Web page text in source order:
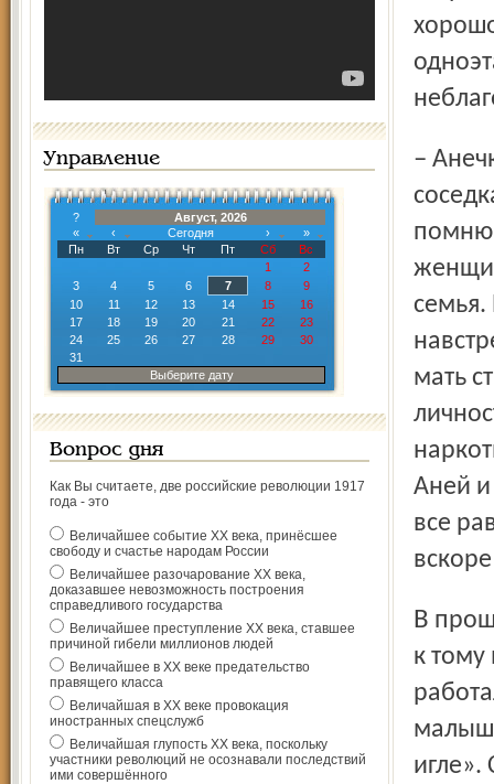
Управление
?
Август, 2026
«
‹ Сегодня ›
»
Пн
Вт Ср Чт Пт Сб
Вс
1
2
3
4 5 6 7 8
9
10
11 12 13 14 15
16
17
18 19 20 21 22
23
24
25 26 27 28 29
30
31
Выберите дату
Вопрос дня
Как Вы считаете, две российские революции 1917
года - это
Величайшее событие ХХ века, принёсшее
свободу и счастье народам России
Величайшее разочарование ХХ века,
доказавшее невозможность построения
справедливого государства
Величайшее преступление ХХ века, ставшее
причиной гибели миллионов людей
Величайшее в ХХ веке предательство
правящего класса
Величайшая в ХХ веке провокация
иностранных спецслужб
Величайшая глупость ХХ века, поскольку
участники революций не осознавали последствий
ими совершённого
– Анечка с братом росли на наших глазах, – рассказывает
помню,
семья.
мать
Аней и
все
В прошлом году под следствием оказалась и Аня, которой
к тому
игле».